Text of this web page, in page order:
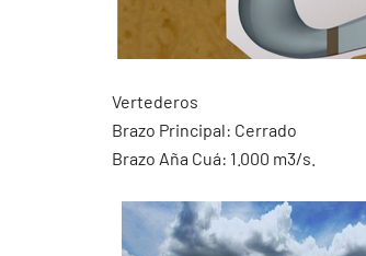
Vertederos
Brazo Principal: Cerrado
Brazo Aña Cuá: 1.000 m3/s.